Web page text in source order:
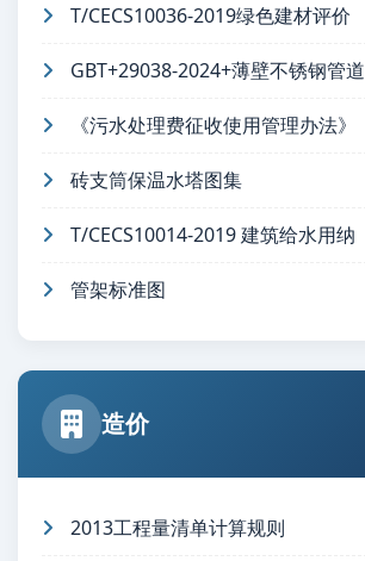
T/CECS10036-2019绿色建材评价
GBT+29038-2024+薄壁不锈钢管道
《污水处理费征收使用管理办法》
砖支筒保温水塔图集
T/CECS10014-2019 建筑给水用纳
管架标准图
造价
2013工程量清单计算规则